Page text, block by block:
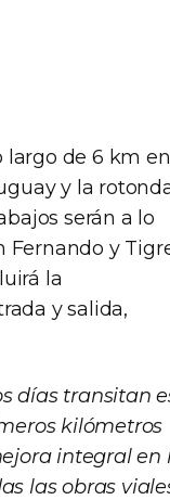
largo de 6 km en
y la
serán a lo
Fernando y
la
y salida,
días transitan
kilómetros
integral en
las obras